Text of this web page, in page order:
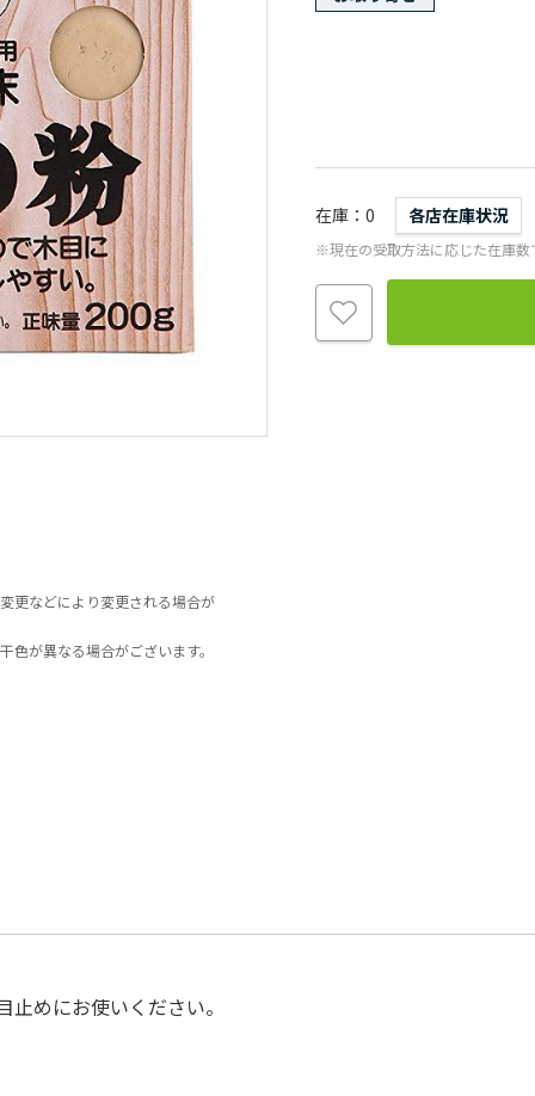
更などにより変更される場合が
が異なる場合がございます。
在庫 0 各店在庫状況
※現在の受取方法に応じた在庫数
めにお使いください。